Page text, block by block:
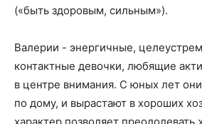
(«быть здоровым, сильным»).
Валерии - энергичные,
контактные девочки, любящие
в центре внимания. С юных лет
по дому, и вырастают в хороших
характер позволяет